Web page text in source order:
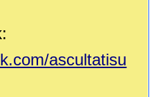
ascultatisu